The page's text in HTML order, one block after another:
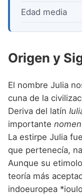
Nombres
Edad media
Origen y
El nombre Julia
cuna de la
Deriva del latín
importante
La estirpe Julia
que pertenecía,
Aunque su
teoría más
indoeuropea